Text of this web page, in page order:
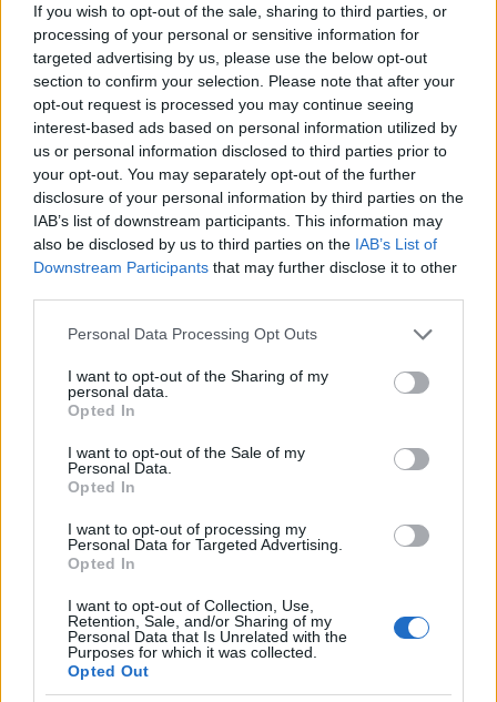
If you wish to opt-out of the sale, sharing to third parties, or
processing of your personal or sensitive information for
targeted advertising by us, please use the below opt-out
section to confirm your selection. Please note that after your
opt-out request is processed you may continue seeing
interest-based ads based on personal information utilized by
us or personal information disclosed to third parties prior to
your opt-out. You may separately opt-out of the further
disclosure of your personal information by third parties on the
IAB’s list of downstream participants. This information may
also be disclosed by us to third parties on the IAB’s List of
Downstream Participants that may further disclose it to other
Please note that this website/app uses one or more Google
not limited to your visit or usage behaviour. You may click to
grant or deny consent to Google and its third-party tags to
use your data for below specified purposes in below Google
consent section.
Personal Data Processing Opt Outs
I want to opt-out of the Sharing of my
personal data.
Opted In
I want to opt-out of the Sale of my
Personal Data.
Opted In
I want to opt-out of processing my
Personal Data for Targeted Advertising.
Opted In
I want to opt-out of Collection, Use,
Retention, Sale, and/or Sharing of my
Personal Data that Is Unrelated with the
Purposes for which it was collected.
Opted Out
(azaz szintén különleges adat jogalap nélküli
kezeléséről volt szó) állapította meg, egyetlen
személlyel szemben,25 millió Ft-os bírságot szab
kia Blikk Kft-vel szemben. Ez még inkább aláhúzza,
hogy 200 ezer fő különleges adatának a jogellenes
kezelése (még ha ez csupán egy link közzétételét
jelentette) nagyságrendekkel nagyobb lépték.
f) Az együttműködés mértéke
mértéke nem haladta meg a jogszabályokban
A jogsértésekmagas súlyosságát
támasztotta alá -
ahogy azt a Hatóság is megállapította -, hogy a
jogsértések az érintettek magánszférára vonatkozó
személyes adataira (név, e-mail cím, telefonszám,
lakcím, lakcím geolokációs koordinátája), valamint
politikai véleményre utaló különleges adatukra
terjedt ki (lásd határozat (104) pontja.). A politikai
vélemény kapcsán rögzíti a NAIH (lásd határozat
(104) pont, kiemelések tőlem), hogy